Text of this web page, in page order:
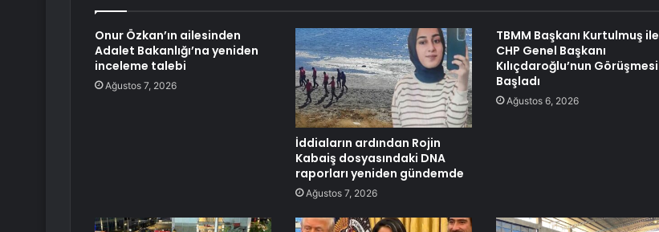
Onur Özkan’ın ailesinden
Adalet Bakanlığı’na yeniden
inceleme talebi
Ağustos 7, 2026
İddiaların ardından Rojin
Kabaiş dosyasındaki DNA
raporları yeniden gündemde
Ağustos 7, 2026
TBMM Başkanı Kurtulmuş ile
CHP Genel Başkanı
Kılıçdaroğlu’nun Görüşmesi
Başladı
Ağustos 6, 2026